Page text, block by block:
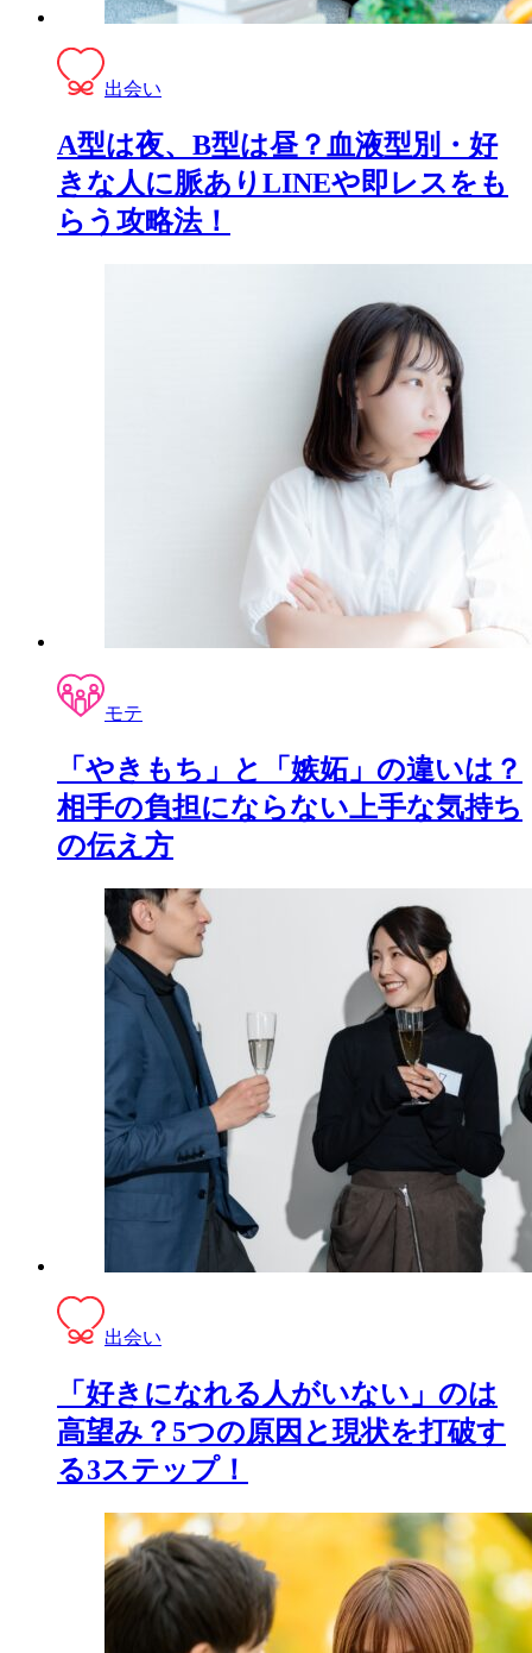
出会い
A型は夜、B型は昼？血液型別・好
きな人に脈ありLINEや即レスをも
らう攻略法！
モテ
「やきもち」と「嫉妬」の違いは？
相手の負担にならない上手な気持ち
の伝え方
出会い
「好きになれる人がいない」のは
高望み？5つの原因と現状を打破す
る3ステップ！